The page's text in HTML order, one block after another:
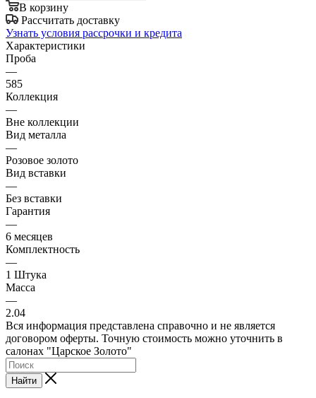
В корзину
Рассчитать доставку
Узнать условия рассрочки и кредита
Характеристики
Проба
—
585
Коллекция
—
Вне коллекции
Вид металла
—
Розовое золото
Вид вставки
—
Без вставки
Гарантия
—
6 месяцев
Комплектность
—
1 Штука
Масса
—
2.04
Вся информация представлена справочно и не является
договором оферты. Точную стоимость можно уточнить в
салонах "Царское Золото"
Найти